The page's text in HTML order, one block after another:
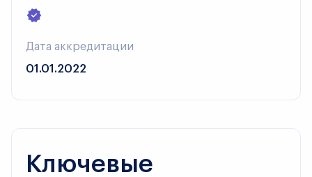
Дата аккредитации
01.01.2022
Ключевые